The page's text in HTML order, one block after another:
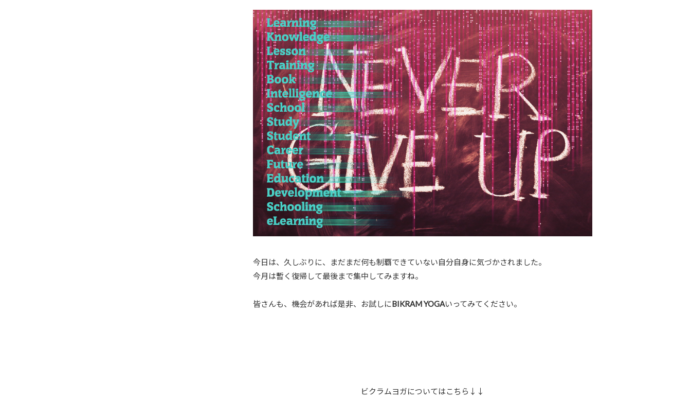
今日は、久しぶりに、まだまだ何も制覇できていない自分自身に気づかされました。
今月は暫く復帰して最後まで集中してみますね。
皆さんも、機会があれば是非、お試しにBIKRAM YOGAいってみてください。
ビクラムヨガについてはこちら↓↓